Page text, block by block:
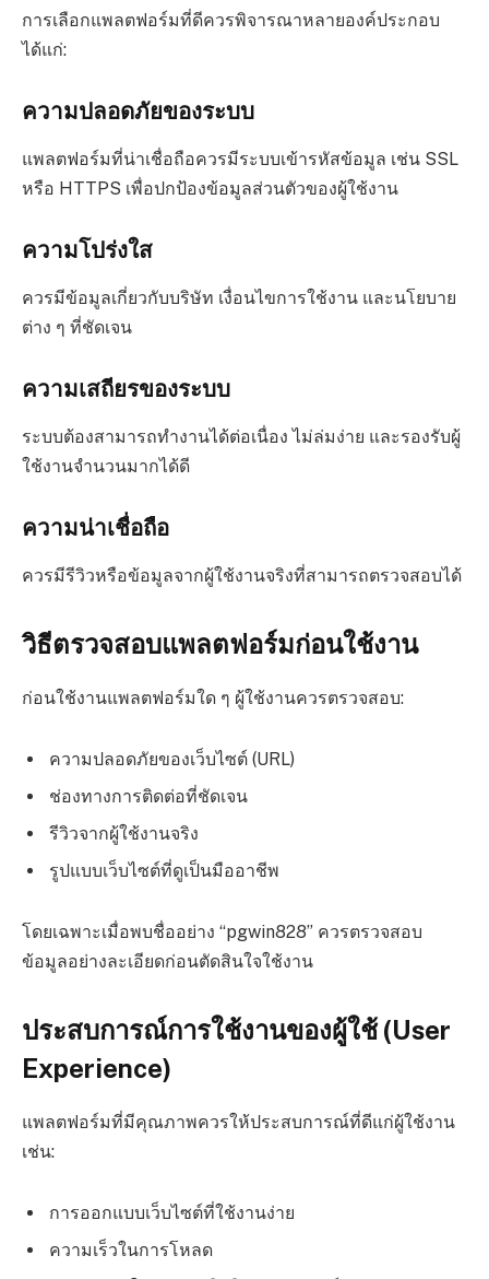
การเลือกแพลตฟอร์มที่ดีควรพิจารณาหลายองค์ประกอบ
ได้แก่:
ความปลอดภัยของระบบ
แพลตฟอร์มที่น่าเชื่อถือควรมีระบบเข้ารหัสข้อมูล เช่น SSL
หรือ HTTPS เพื่อปกป้องข้อมูลส่วนตัวของผู้ใช้งาน
ความโปร่งใส
ควรมีข้อมูลเกี่ยวกับบริษัท เงื่อนไขการใช้งาน และนโยบาย
ต่าง ๆ ที่ชัดเจน
ความเสถียรของระบบ
ระบบต้องสามารถทำงานได้ต่อเนื่อง ไม่ล่มง่าย และรองรับผู้
ใช้งานจำนวนมากได้ดี
ความน่าเชื่อถือ
ควรมีรีวิวหรือข้อมูลจากผู้ใช้งานจริงที่สามารถตรวจสอบได้
วิธีตรวจสอบแพลตฟอร์มก่อนใช้งาน
ก่อนใช้งานแพลตฟอร์มใด ๆ ผู้ใช้งานควรตรวจสอบ:
ความปลอดภัยของเว็บไซต์ (URL)
ช่องทางการติดต่อที่ชัดเจน
รีวิวจากผู้ใช้งานจริง
รูปแบบเว็บไซต์ที่ดูเป็นมืออาชีพ
โดยเฉพาะเมื่อพบชื่ออย่าง “pgwin828” ควรตรวจสอบ
ข้อมูลอย่างละเอียดก่อนตัดสินใจใช้งาน
ประสบการณ์การใช้งานของผู้ใช้ (User
Experience)
แพลตฟอร์มที่มีคุณภาพควรให้ประสบการณ์ที่ดีแก่ผู้ใช้งาน
เช่น:
การออกแบบเว็บไซต์ที่ใช้งานง่าย
ความเร็วในการโหลด